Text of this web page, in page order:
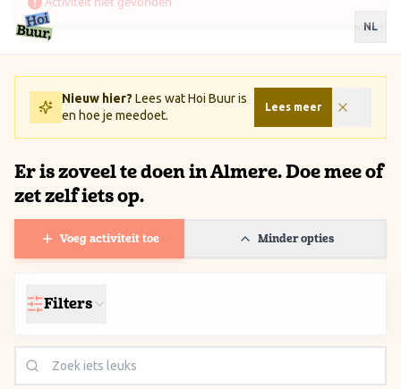
Ga naar inhoud / Skip to content
NL
Nieuw hier? Lees wat Hoi Buur is
en hoe je meedoet.
Lees meer
Er is zoveel te doen in Almere. Doe mee of
zet zelf iets op.
Voeg activiteit toe Minder opties
Filters